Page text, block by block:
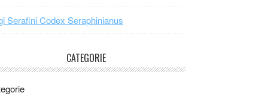
Serafini Codex Seraphinianus
CATEGORIE